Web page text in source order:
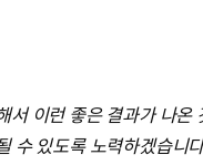
서 이런 좋은 결과가 나
수 있도록 노력하겠습니